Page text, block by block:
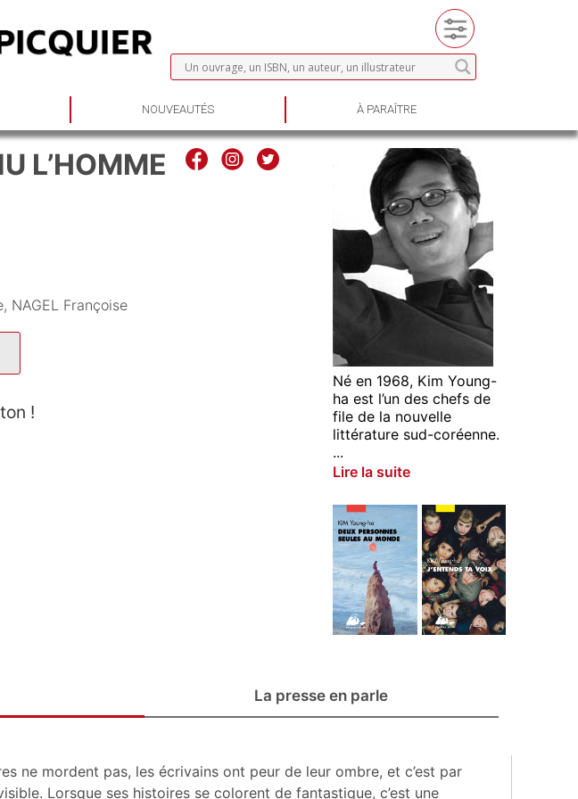
NOUVEAUTÉS À PARAÎTRE
L’HOMME
NAGEL Françoise
!
Né en 1968, Kim Young-
ha est l’un des chefs de
file de la nouvelle
littérature sud-coréenne.
...
Lire la suite
La presse en parle
ne mordent pas, les écrivains ont peur de leur ombre, et c’est par
Lorsque ses histoires se colorent de fantastique, c’est une